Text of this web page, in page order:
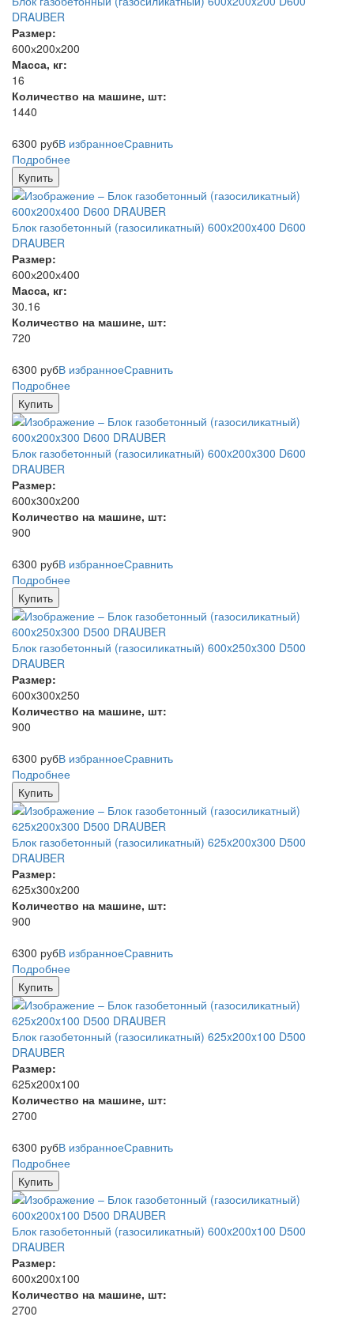
DRAUBER
Размер:
600х200х200
Масса, кг:
16
Количество на машине, шт:
1440
6300 рубВ избранноеСравнить
Подробнее
Купить
Блок газобетонный (газосиликатный) 600x200x400 D600
DRAUBER
Размер:
600х200х400
Масса, кг:
30.16
Количество на машине, шт:
720
6300 рубВ избранноеСравнить
Подробнее
Купить
Блок газобетонный (газосиликатный) 600x200x300 D600
DRAUBER
Размер:
600x300x200
Количество на машине, шт:
900
6300 рубВ избранноеСравнить
Подробнее
Купить
Блок газобетонный (газосиликатный) 600x250x300 D500
DRAUBER
Размер:
600x300x250
Количество на машине, шт:
900
6300 рубВ избранноеСравнить
Подробнее
Купить
Блок газобетонный (газосиликатный) 625x200x300 D500
DRAUBER
Размер:
625x300x200
Количество на машине, шт:
900
6300 рубВ избранноеСравнить
Подробнее
Купить
Блок газобетонный (газосиликатный) 625x200x100 D500
DRAUBER
Размер:
625x200x100
Количество на машине, шт:
2700
6300 рубВ избранноеСравнить
Подробнее
Купить
Блок газобетонный (газосиликатный) 600x200x100 D500
DRAUBER
Размер:
600x200x100
Количество на машине, шт:
2700